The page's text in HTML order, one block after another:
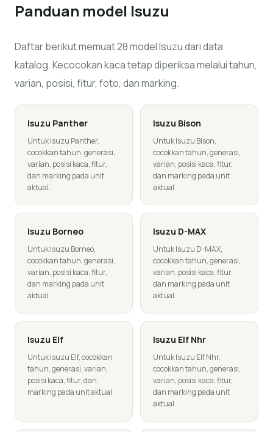
Panduan model Isuzu
Daftar berikut memuat 28 model Isuzu dari data
katalog. Kecocokan kaca tetap diperiksa melalui tahun,
varian, posisi, fitur, foto, dan marking.
Isuzu Panther
Untuk Isuzu Panther,
cocokkan tahun, generasi,
varian, posisi kaca, fitur,
dan marking pada unit
aktual.
Isuzu Bison
Untuk Isuzu Bison,
cocokkan tahun, generasi,
varian, posisi kaca, fitur,
dan marking pada unit
aktual.
Isuzu Borneo
Untuk Isuzu Borneo,
cocokkan tahun, generasi,
varian, posisi kaca, fitur,
dan marking pada unit
aktual.
Isuzu D-MAX
Untuk Isuzu D-MAX,
cocokkan tahun, generasi,
varian, posisi kaca, fitur,
dan marking pada unit
aktual.
Isuzu Elf
Untuk Isuzu Elf, cocokkan
tahun, generasi, varian,
posisi kaca, fitur, dan
marking pada unit aktual.
Isuzu Elf Nhr
Untuk Isuzu Elf Nhr,
cocokkan tahun, generasi,
varian, posisi kaca, fitur,
dan marking pada unit
aktual.